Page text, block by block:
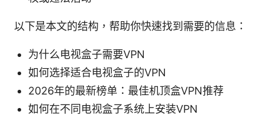
以下是本文的结构，帮助你快速找到需要的信息：
为什么电视盒子需要VPN
如何选择适合电视盒子的VPN
2026年的最新榜单：最佳机顶盒VPN推荐
如何在不同电视盒子系统上安装VPN